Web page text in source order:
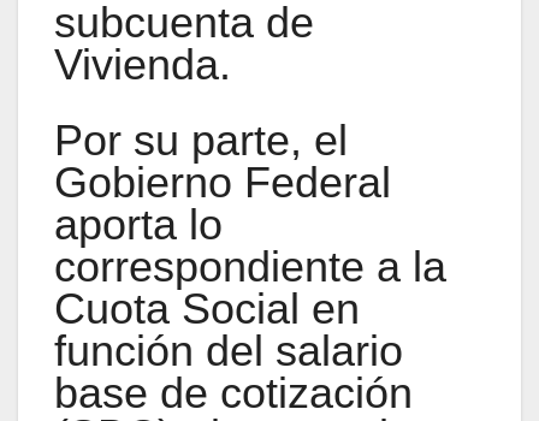
subcuenta de
Vivienda.
Por su parte, el
Gobierno Federal
aporta lo
correspondiente a la
Cuota Social en
función del salario
base de cotización